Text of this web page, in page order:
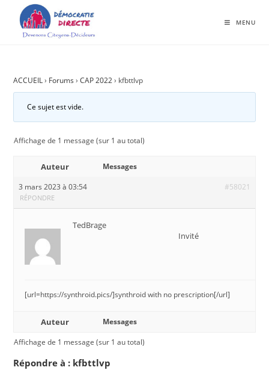
MENU
ACCUEIL › Forums › CAP 2022 › kfbttlvp
Ce sujet est vide.
Affichage de 1 message (sur 1 au total)
Auteur
Messages
3 mars 2023 à 03:54
#58021
RÉPONDRE
TedBrage
Invité
[url=https://synthroid.pics/]synthroid with no prescription[/url]
Auteur
Messages
Affichage de 1 message (sur 1 au total)
Répondre à : kfbttlvp